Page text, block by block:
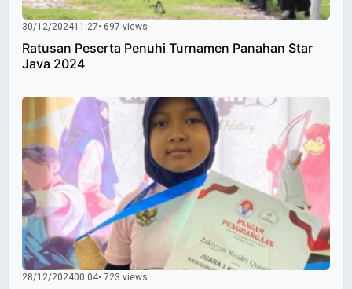
30/12/202411:27• 697 views
Ratusan Peserta Penuhi Turnamen Panahan Star
Java 2024
28/12/202400:04• 723 views